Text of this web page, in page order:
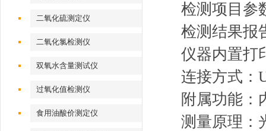
二氧化硫测定仪
二氧化氯检测仪
双氧水含量测试仪
过氧化值检测仪
食用油酸价测定仪
检测项目参
检测结果报
仪器内置打
连接方式：
附属功能：
测量原理：